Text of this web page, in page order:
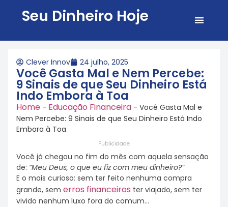
Seu Dinheiro Hoje
Clever Innov 24 julho, 2025
Você Gasta Mal e Nem Percebe:
9 Sinais de que Seu Dinheiro Está
Indo Embora à Toa
Home - Educação Financeira - Você Gasta Mal e
Nem Percebe: 9 Sinais de que Seu Dinheiro Está Indo
Embora à Toa
Publicidade
Você já chegou no fim do mês com aquela sensação
de: “Meu Deus, o que eu fiz com meu dinheiro?”
E o mais curioso: sem ter feito nenhuma compra
grande, sem erros financeiros ter viajado, sem ter
vivido nenhum luxo fora do comum…